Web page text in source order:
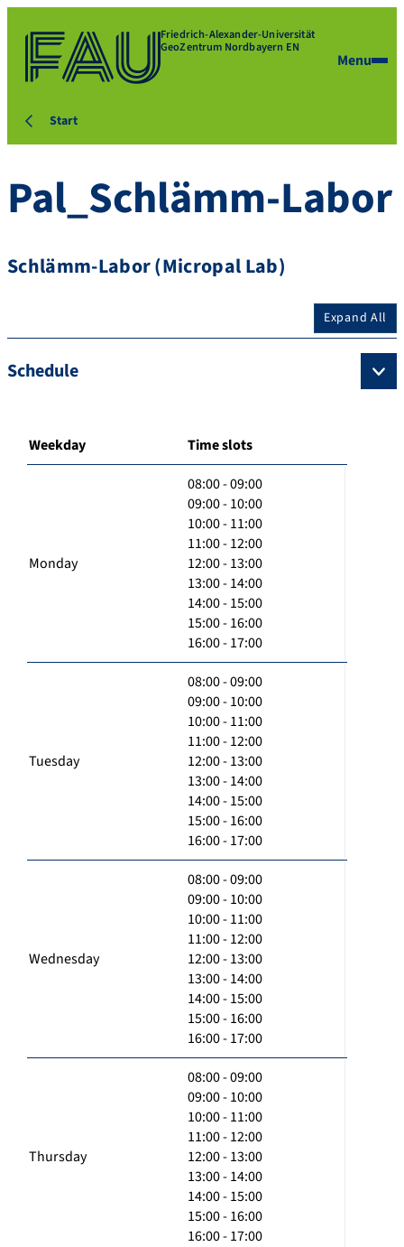
Friedrich-Alexander-Universität
GeoZentrum Nordbayern EN
Menu
Start
Pal_Schlämm-Labor
Schlämm-Labor (Micropal Lab)
Expand All
Schedule
Weekday Time slots
Monday
08:00 - 09:00
09:00 - 10:00
10:00 - 11:00
11:00 - 12:00
12:00 - 13:00
13:00 - 14:00
14:00 - 15:00
15:00 - 16:00
16:00 - 17:00
Tuesday
08:00 - 09:00
09:00 - 10:00
10:00 - 11:00
11:00 - 12:00
12:00 - 13:00
13:00 - 14:00
14:00 - 15:00
15:00 - 16:00
16:00 - 17:00
Wednesday
08:00 - 09:00
09:00 - 10:00
10:00 - 11:00
11:00 - 12:00
12:00 - 13:00
13:00 - 14:00
14:00 - 15:00
15:00 - 16:00
16:00 - 17:00
Thursday
08:00 - 09:00
09:00 - 10:00
10:00 - 11:00
11:00 - 12:00
12:00 - 13:00
13:00 - 14:00
14:00 - 15:00
15:00 - 16:00
16:00 - 17:00